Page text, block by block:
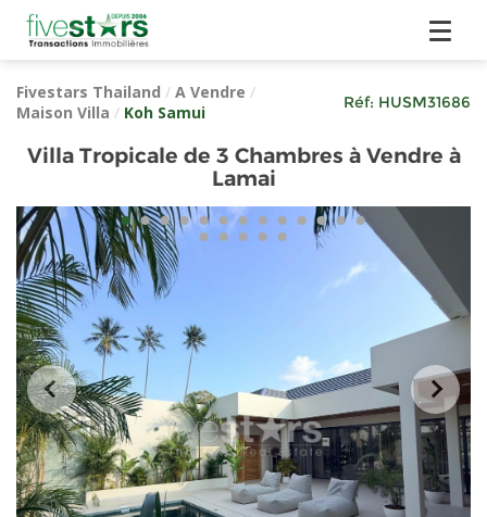
Fivestars Thailand / A Vendre /
Maison Villa / Koh Samui
Réf: HUSM31686
Villa Tropicale de 3 Chambres à Vendre à
Lamai